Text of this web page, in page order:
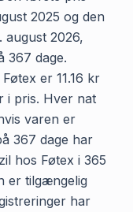
2025 og den
august 2026,
367 dage.
er 11.16 kr
i pris. Hver nat
varen er
367 dage har
hos Føtex i 365
er tilgængelig
har